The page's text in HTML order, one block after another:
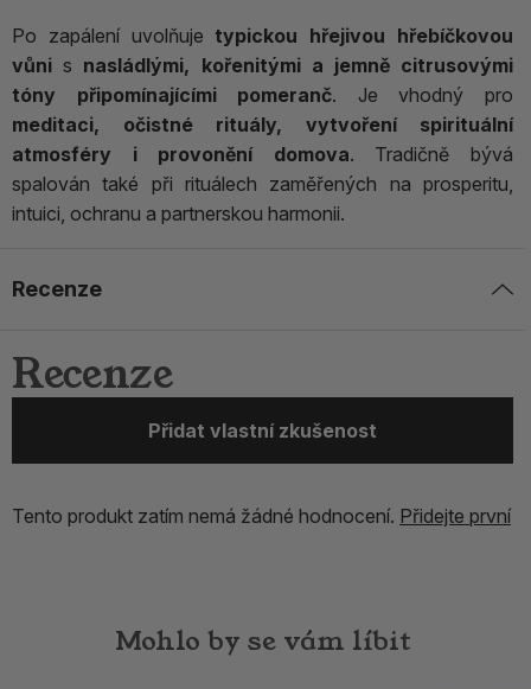
Po zapálení uvolňuje typickou hřejivou hřebíčkovou
vůni s nasládlými, kořenitými a jemně citrusovými
tóny připomínajícími pomeranč. Je vhodný pro
meditaci, očistné rituály, vytvoření spirituální
atmosféry i provonění domova. Tradičně bývá
spalován také při rituálech zaměřených na prosperitu,
intuici, ochranu a partnerskou harmonii.
Recenze
Recenze
Přidat vlastní zkušenost
Tento produkt zatím nemá žádné hodnocení. Přidejte první
Mohlo by se vám líbit